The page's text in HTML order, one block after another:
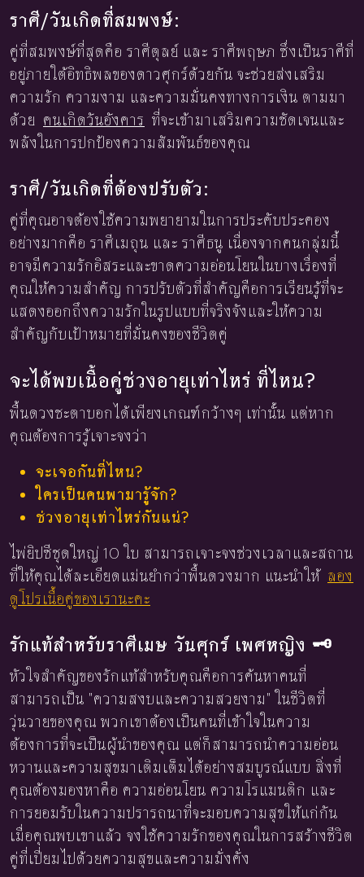
ราศี/วันเกิดที่สมพงษ์:
คู่ที่สมพงษ์ที่สุดคือ ราศีตุลย์ และ ราศีพฤษภ ซึ่งเป็นราศีที่
อยู่ภายใต้อิทธิพลของดาวศุกร์ด้วยกัน จะช่วยส่งเสริม
ความรัก ความงาม และความมั่นคงทางการเงิน ตามมา
ด้วย คนเกิดวันอังคาร ที่จะเข้ามาเสริมความชัดเจนและ
พลังในการปกป้องความสัมพันธ์ของคุณ
ราศี/วันเกิดที่ต้องปรับตัว:
คู่ที่คุณอาจต้องใช้ความพยายามในการประคับประคอง
อย่างมากคือ ราศีเมถุน และ ราศีธนู เนื่องจากคนกลุ่มนี้
อาจมีความรักอิสระและขาดความอ่อนโยนในบางเรื่องที่
คุณให้ความสำคัญ การปรับตัวที่สำคัญคือการเรียนรู้ที่จะ
แสดงออกถึงความรักในรูปแบบที่จริงจังและให้ความ
สำคัญกับเป้าหมายที่มั่นคงของชีวิตคู่
จะได้พบเนื้อคู่ช่วงอายุเท่าไหร่ ที่ไหน?
พื้นดวงชะตาบอกได้เพียงเกณฑ์กว้างๆ เท่านั้น แต่หาก
คุณต้องการรู้เจาะจงว่า
จะเจอกันที่ไหน?
ใครเป็นคนพามารู้จัก?
ช่วงอายุเท่าไหร่กันแน่?
ไพ่ยิปซีชุดใหญ่ 10 ใบ สามารถเจาะจงช่วงเวลาและสถาน
ที่ให้คุณได้ละเอียดแม่นยำกว่าพื้นดวงมาก แนะนำให้ ลอง
ดูโปรเนื้อคู่ของเรานะคะ
รักแท้สำหรับราศีเมษ วันศุกร์ เพศหญิง 🗝️
หัวใจสำคัญของรักแท้สำหรับคุณคือการค้นหาคนที่
สามารถเป็น "ความสงบและความสวยงาม" ในชีวิตที่
วุ่นวายของคุณ พวกเขาต้องเป็นคนที่เข้าใจในความ
ต้องการที่จะเป็นผู้นำของคุณ แต่ก็สามารถนำความอ่อน
หวานและความสุขมาเติมเต็มได้อย่างสมบูรณ์แบบ สิ่งที่
คุณต้องมองหาคือ ความอ่อนโยน ความโรแมนติก และ
การยอมรับในความปรารถนาที่จะมอบความสุขให้แก่กัน
เมื่อคุณพบเขาแล้ว จงใช้ความรักของคุณในการสร้างชีวิต
คู่ที่เปี่ยมไปด้วยความสุขและความมั่งคั่ง